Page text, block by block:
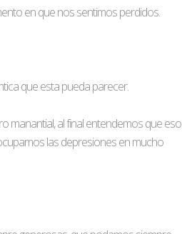
en que nos sentimos perdidos.
que esta pueda parecer.
manantial, al final entendemos que eso
las depresiones en mucho